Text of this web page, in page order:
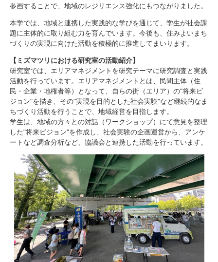
参画することで、地域のレジリエンス強化にもつながりました。
本学では、地域と連携した実践的な学びを通じて、学生が社会課
題に主体的に取り組む力を育んでいます。今後も、住みよいまち
づくりの実現に向けた活動を積極的に推進してまいります。
【ミズマツリにおける研究室の活動紹介】
研究室では、エリアマネジメントを研究テーマに研究調査と実践
活動を行っています。エリアマネジメントとは、民間主体（住
民・企業・地権者等）となって、自らの街（エリア）の"将来ビ
ジョン"を描き、その"実現を目的とした社会実験"など継続的なま
ちづくり活動を行うことで、地域経営を目指します。
学生は、地域の方々との対話（ワークショップ）にて意見を整理
した"将来ビジョン"を作成し、社会実験の企画運営から、アンケ
ートなど調査分析など、協議会と連携した活動を行っています。